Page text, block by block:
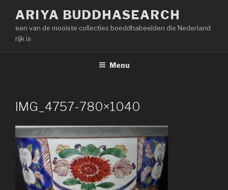
inhoud
springen
ARIYA BUDDHASEARCH
een van de mooiste collecties boeddhabeelden die Nederland
rijk is
Menu
IMG_4757-780×1040